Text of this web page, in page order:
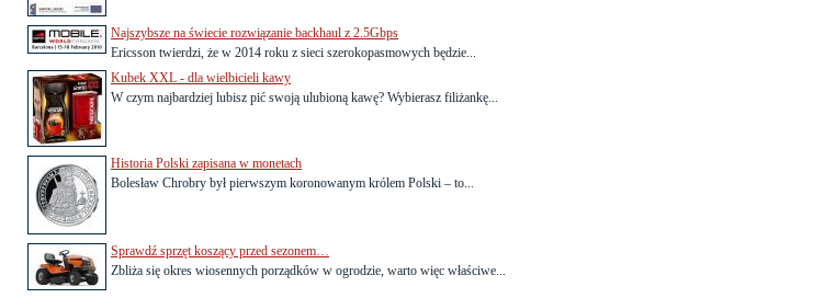
Najszybsze na świecie rozwiązanie backhaul z 2.5Gbps
Ericsson twierdzi, że w 2014 roku z sieci szerokopasmowych będzie...
Kubek XXL - dla wielbicieli kawy
W czym najbardziej lubisz pić swoją ulubioną kawę? Wybierasz filiżankę...
Historia Polski zapisana w monetach
Bolesław Chrobry był pierwszym koronowanym królem Polski – to...
Sprawdź sprzęt koszący przed sezonem…
Zbliża się okres wiosennych porządków w ogrodzie, warto więc właściwe...